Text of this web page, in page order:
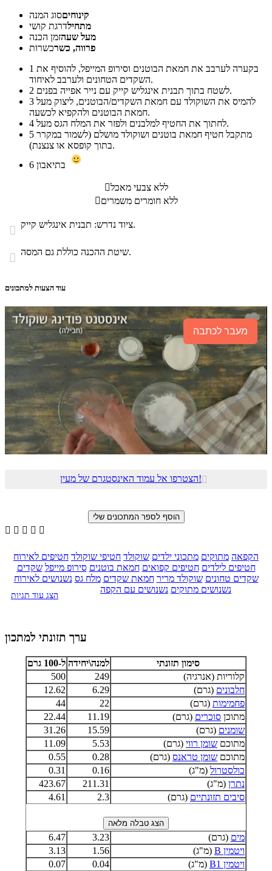
קינוחיםסוג המנה
מתחילדרגת קושי
מעל שעהזמן הכנה
פרווה, כשרכשרות
1
השקדים הטחונים ולערבב לאיחוד.
2
לשטח בתוך תבנית אינגליש קייק עם נייר אפייה בפנים.
3
חמאת הבוטנים ולהקפיא לכשעה.
4
לחתוך את החטיף למלבנים ולפזר את המלח הגס מעל.
5
בתוך קופסא או צנצנת).
6
ללא צבעי מאכל
ללא חומרים משמרים
 ציוד נדרש: תבנית אינגליש קייק.
 שיטת ההכנה כוללת גם המסה.
עוד הצעות למתכונים
מעבר לכתבה
הצטרפו אל עמוד האינסטגרם של מעין!
    
הקפאה מתוקים מתכוני ילדים שוקולד חטיפי שוקולד חטיפים לאירוח
חטיפים לילדים חטיפים קפואים חמאת בוטנים סירופ מייפל שקדים
שקדים טחונים שוקולד מריר חמאת שקדים מלח גס נשנושים לאירוח
נשנושים מתוקים נשנושים עם הקפה
הצג עוד תגיות
ערך תזונתי למתכון
סימון תזונתי למנה\יחידה ל-100 גרם
קלוריות (אנרגיה)
249
500
חלבונים (גרם) 6.29
12.62
פחמימות (גרם) 22
44
מתוכן סוכרים (גרם) 11.19
22.44
שומנים (גרם) 15.59
31.26
מתוכם שומן רווי (גרם) 5.53
11.09
מתוכם שומן טראנס (גרם) 0.28
0.55
כולסטרול (מ"ג) 0.16
0.31
נתרן (מ"ג) 211.31
423.67
סיבים תזונתיים (גרם) 2.3
4.61
מים (גרם) 3.23
6.47
ויטמין B
(מ"ג) 1.56
3.13
ויטמין B1
(מ"ג) 0.04
0.07